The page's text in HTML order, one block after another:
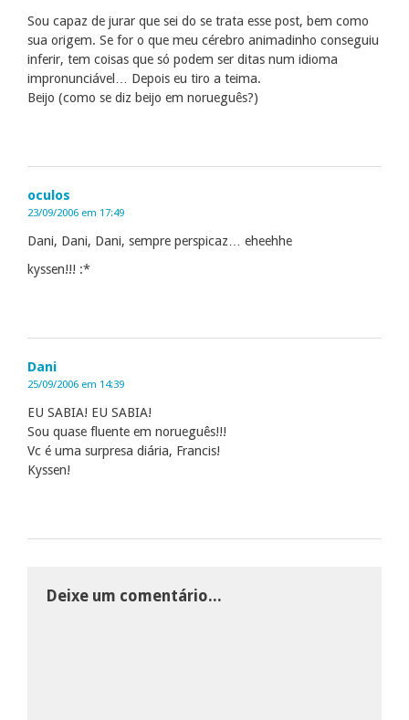
Sou capaz de jurar que sei do se trata esse post, bem como
sua origem. Se for o que meu cérebro animadinho conseguiu
inferir, tem coisas que só podem ser ditas num idioma
impronunciável… Depois eu tiro a teima.
Beijo (como se diz beijo em norueguês?)
oculos
23/09/2006 em 17:49
Dani, Dani, Dani, sempre perspicaz… eheehhe
kyssen!!! :*
Dani
25/09/2006 em 14:39
EU SABIA! EU SABIA!
Sou quase fluente em norueguês!!!
Vc é uma surpresa diária, Francis!
Kyssen!
Deixe um comentário...